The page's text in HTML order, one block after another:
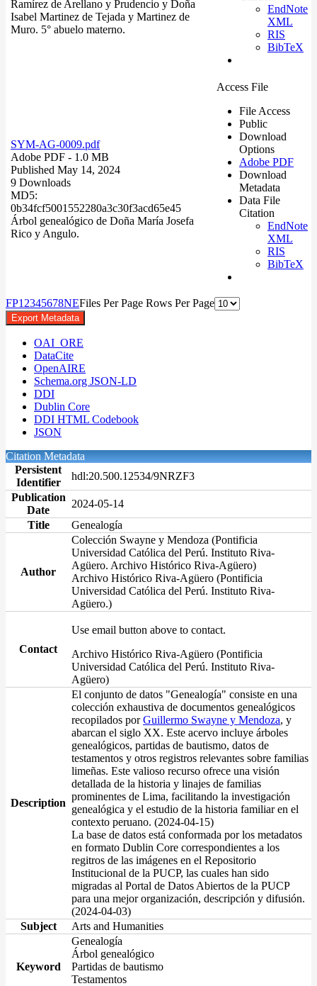
Ramírez de Arellano y Prudencio y Doña
Isabel Martinez de Tejada y Martinez de
Muro. 5° abuelo materno.
EndNote
XML
RIS
BibTeX
SYM-AG-0009.pdf
Adobe PDF - 1.0 MB
Published May 14, 2024
9 Downloads
MD5:
0b34fcf5001552280a3c30f3acd65e45
Árbol genealógico de Doña María Josefa
Rico y Angulo.
Access File
File Access
Public
Download
Options
Adobe PDF
Download
Metadata
Data File
Citation
EndNote
XML
RIS
BibTeX
FP1 2345678NEFiles Per Page Rows Per Page
Export Metadata
OAI_ORE
DataCite
OpenAIRE
Schema.org JSON-LD
DDI
Dublin Core
DDI HTML Codebook
JSON
Citation Metadata
Persistent
Identifier
hdl:20.500.12534/9NRZF3
Publication
Date
2024-05-14
Title
Genealogía
Author
Colección Swayne y Mendoza (Pontificia
Universidad Católica del Perú. Instituto Riva-
Agüero. Archivo Histórico Riva-Agüero)
Archivo Histórico Riva-Agüero (Pontificia
Universidad Católica del Perú. Instituto Riva-
Agüero.)
Contact
Use email button above to contact.
Archivo Histórico Riva-Agüero (Pontificia
Universidad Católica del Perú. Instituto Riva-
Agüero)
Description
El conjunto de datos "Genealogía" consiste en una
colección exhaustiva de documentos genealógicos
recopilados porGuillermo Swayne y Mendoza, y
abarcan el siglo XX. Este acervo incluye árboles
genealógicos, partidas de bautismo, datos de
testamentos y otros registros relevantes sobre familias
limeñas. Este valioso recurso ofrece una visión
detallada de la historia y linajes de familias
prominentes de Lima, facilitando la investigación
genealógica y el estudio de la historia familiar en el
contexto peruano. (2024-04-15)
La base de datos está conformada por los metadatos
en formato Dublin Core correspondientes a los
regitros de las imágenes en el Repositorio
Institucional de la PUCP, las cuales han sido
migradas al Portal de Datos Abiertos de la PUCP
para una mejor organización, descripción y difusión.
(2024-04-03)
Subject
Arts and Humanities
Keyword
Genealogía
Árbol genealógico
Partidas de bautismo
Testamentos